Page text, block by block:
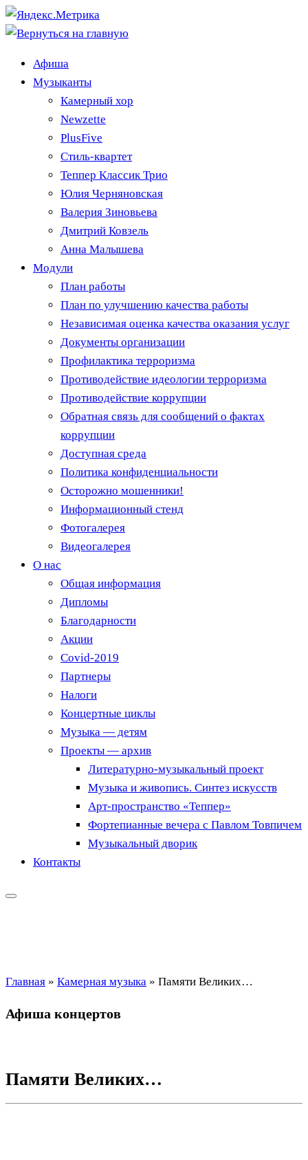
Афиша
Музыканты
Камерный хор
Newzette
PlusFive
Стиль-квартет
Теппер Классик Трио
Юлия Черняновская
Валерия Зиновьева
Дмитрий Ковзель
Анна Малышева
Модули
План работы
План по улучшению качества работы
Независимая оценка качества оказания услуг
Документы организации
Профилактика терроризма
Противодействие идеологии терроризма
Противодействие коррупции
Обратная связь для сообщений о фактах
коррупции
Доступная среда
Политика конфиденциальности
Осторожно мошенники!
Информационный стенд
Фотогалерея
Видеогалерея
О нас
Общая информация
Дипломы
Благодарности
Акции
Covid-2019
Партнеры
Налоги
Концертные циклы
Музыка — детям
Проекты — архив
Литературно-музыкальный проект
Музыка и живопись. Синтез искусств
Арт-пространство «Теппер»
Фортепианные вечера с Павлом Товпичем
Музыкальный дворик
Контакты
Главная » Камерная музыка » Памяти Великих…
Афиша концертов
Памяти Великих…